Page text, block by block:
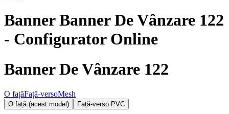
Banner Banner De Vânzare 122
- Configurator Online
Banner De Vânzare 122
O fațăFață-versoMesh
O față (acest model) Față-verso PVC